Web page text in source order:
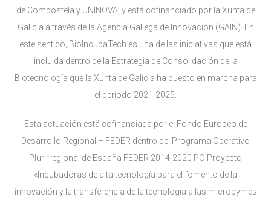
de Compostela y UNINOVA, y está cofinanciado por la Xunta de
Galicia a través de la Agencia Gallega de Innovación (GAIN). En
este sentido, BioIncubaTech es una de las iniciativas que está
incluida dentro de la Estrategia de Consolidación de la
Biotecnología que la Xunta de Galicia ha puesto en marcha para
el periodo 2021-2025.
Esta actuación está cofinanciada por el Fondo Europeo de
Desarrollo Regional – FEDER dentro del Programa Operativo
Plurirregional de España FEDER 2014-2020 PO Proyecto
«Incubadoras de alta tecnología para el fomento de la
innovación y la transferencia de la tecnología a las micropymes